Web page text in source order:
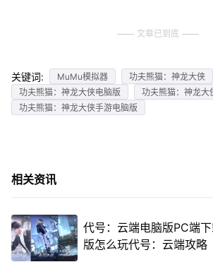
文章已到底
关键词: MuMu模拟器
功夫熊猫：神龙大侠
功夫熊猫：神龙大侠电脑版
功夫熊猫：神龙大
功夫熊猫：神龙大侠手游电脑版
相关资讯
代号：云端电脑版PC端
版怎么玩代号：云端攻略